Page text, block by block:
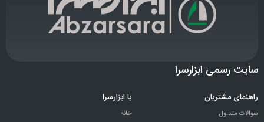
سایت رسمی ابزارسرا
راهنمای مشتریان
سوالات متداول
با ابزارسرا
خانه